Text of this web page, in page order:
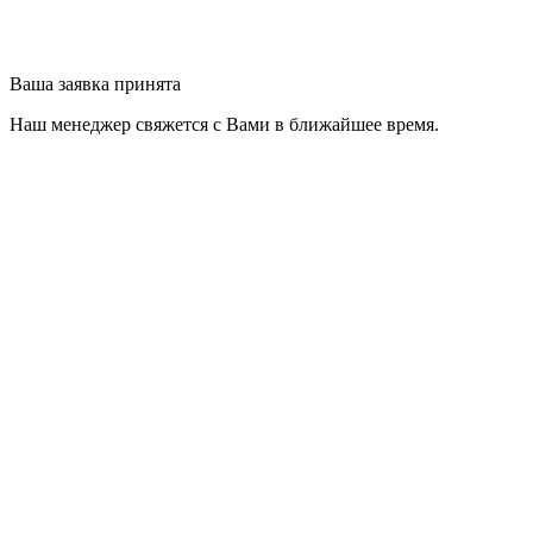
Ваша заявка принята
Наш менеджер свяжется с Вами в ближайшее время.